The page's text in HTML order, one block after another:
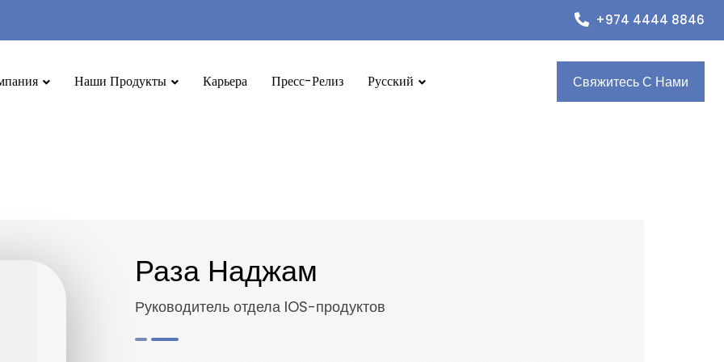
+974 4444 8846
Наши Продукты Карьера Пресс-Релиз Русский Свяжитесь С Нами
Раза Наджам
Руководитель отдела IOS-продуктов